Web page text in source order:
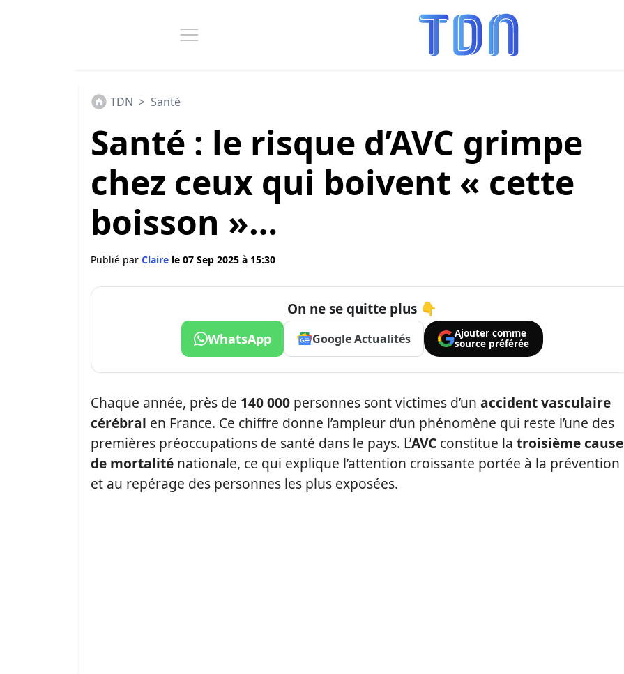
TDN > Santé
Santé : le risque d’AVC grimpe
chez ceux qui boivent « cette
boisson »…
Publié par Claire le 07 Sep 2025 à 15:30
On ne se quitte plus 👇
WhatsApp Google Actualités
Ajouter comme
source préférée
Chaque année, près de 140 000 personnes sont victimes d’un accident vasculaire
cérébral en France. Ce chiffre donne l’ampleur d’un phénomène qui reste l’une des
premières préoccupations de santé dans le pays. L’AVC constitue la troisième cause
de mortalité nationale, ce qui explique l’attention croissante portée à la prévention
et au repérage des personnes les plus exposées.